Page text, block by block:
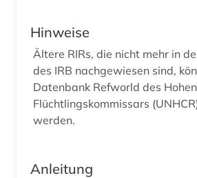
Hinweise
Ältere RIRs, die nicht mehr in
des IRB nachgewiesen sind,
Datenbank Refworld des Hohen
Flüchtlingskommissars
werden.
Anleitung